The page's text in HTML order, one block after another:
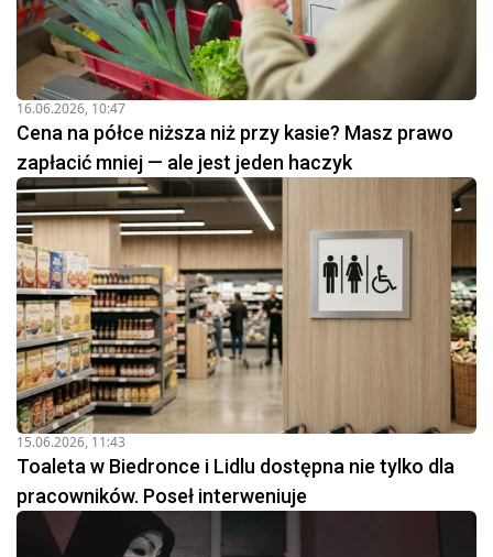
16.06.2026, 10:47
Cena na półce niższa niż przy kasie? Masz prawo
zapłacić mniej — ale jest jeden haczyk
15.06.2026, 11:43
Toaleta w Biedronce i Lidlu dostępna nie tylko dla
pracowników. Poseł interweniuje